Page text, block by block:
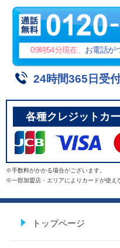
09時54分現在、 お電話が
24時間365日受
各種クレジットカ
※手数料がかかる場合がございます。
※一部加盟店・エリアによりカードが使え
トップページ